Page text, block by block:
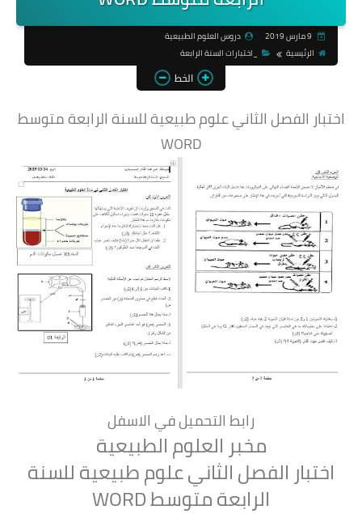
دروس العلوم الطبيعية
الرئيسية
_اختبارات السنة الرابعة
الخط
اختبار الفصل الثاني علوم طبيعية للسنة الرابعة متوسط
WORD
رابط التحميل في الاسفل
مخبر العلوم الطبيعية
اختبار الفصل الثاني علوم طبيعية للسنة
الرابعة متوسط WORD